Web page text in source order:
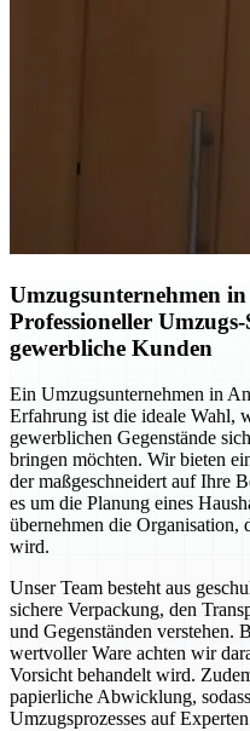
Umzugsunternehmen
Professioneller
gewerbliche Kunden
Ein Umzugsunternehmen in
Erfahrung ist die ideale Wahl,
gewerblichen Gegenstände
bringen möchten. Wir bieten
der maßgeschneidert auf Ihre
es um die Planung eines
übernehmen die Organisation,
wird.
Unser Team besteht aus
sichere Verpackung, den
und Gegenständen verstehen.
wertvoller Ware achten wir
Vorsicht behandelt wird.
papierliche Abwicklung,
Umzugsprozesses auf